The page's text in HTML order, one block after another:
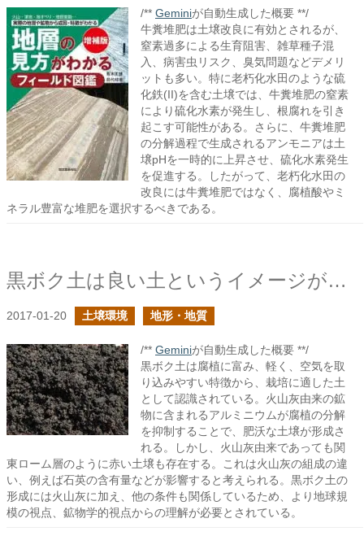
/** Geminiが自動生成した概要 **/
牛糞堆肥は土壌改良に有効とされるが、
窒素過多による生育阻害、雑草種子混
入、病害虫リスク、臭気問題などデメリ
ットも多い。特に老朽化水田のような硫
化鉄(II)を含む土壌では、牛糞堆肥の窒素
により硫化水素が発生し、根腐れを引き
起こす可能性がある。さらに、牛糞堆肥
の分解過程で生成されるアンモニアは土
壌pHを一時的に上昇させ、硫化水素発生
を促進する。したがって、老朽化水田の
改良には牛糞堆肥ではなく、腐植酸やミ
ネラル豊富な堆肥を選択するべきである。
黒ボク土は良い土というイメージが共有されている
2017-01-20 土壌環境 地形・地質
/** Geminiが自動生成した概要 **/
黒ボク土は腐植に富み、軽く、空気を取
り込みやすい特徴から、栽培に適した土
として認識されている。火山灰由来の鉱
物に含まれるアルミニウムが腐植の分解
を抑制することで、肥沃な土壌が形成さ
れる。しかし、火山灰由来であっても関
東ローム層のように赤い土壌も存在する。これは火山灰の組成の違
い、例えば石英の含有量などが影響すると考えられる。黒ボク土の
形成には火山灰に加え、他の条件も関係しているため、より地球規
模の視点、鉱物学的視点からの理解が必要とされている。